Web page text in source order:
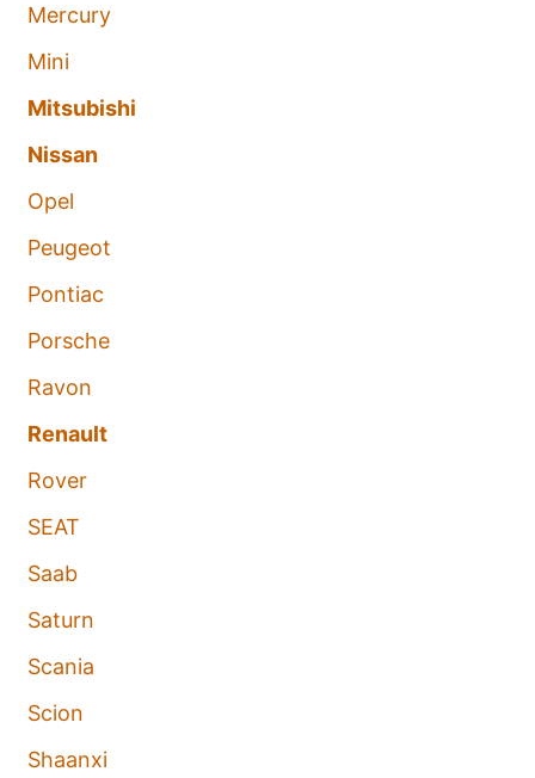
Mercury
Mini
Mitsubishi
Nissan
Opel
Peugeot
Pontiac
Porsche
Ravon
Renault
Rover
SEAT
Saab
Saturn
Scania
Scion
Shaanxi